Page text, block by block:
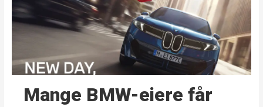
Mange BMW-eiere får